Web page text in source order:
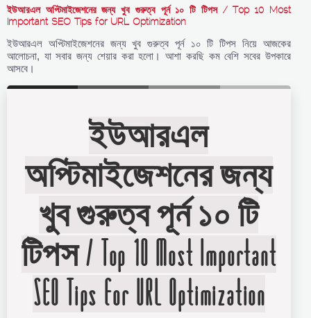
ইউআরএল অপ্টিমাইজেশনের জন্য খুব গুরুত্ব পূর্ন ১০ টি টিপস / Top 10 Most
Important SEO Tips for URL Optimization
ইউআরএল অপ্টিমাইজেশনের জন্য খুব গুরুত্ব পূর্ন ১০ টি টিপস নিয়ে আজকের
আলোচনা, যা সবার জন্য শেয়ার করা হলো। আশা করছি কম বেশি সবের উপকারে
আসবে।
ইউআরএল
অপ্টিমাইজেশনের জন্য
খুব গুরুত্ব পূর্ন ১০ টি
টিপস / Top 10 Most Important
SEO Tips for URL Optimization